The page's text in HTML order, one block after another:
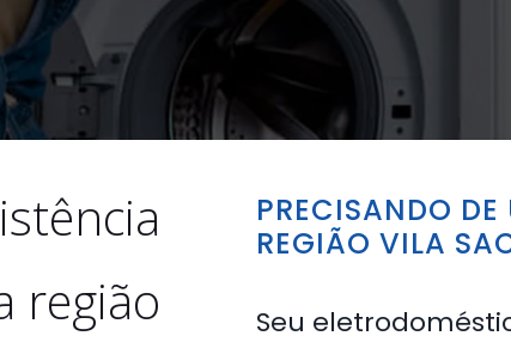
região
PRECISANDO
REGIÃO VILA
Seu